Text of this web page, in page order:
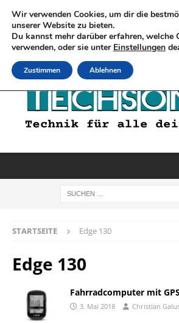
STARTSEITE Edge 130
Edge 130
Fahrradcomputer mit
3. Mai 2018 Christian
Wir verwenden Cookies, um dir die
unserer Website zu bieten.
Du kannst mehr darüber erfahren, welche
verwenden, oder sie unter Einstellungen
Zustimmen Ablehnen